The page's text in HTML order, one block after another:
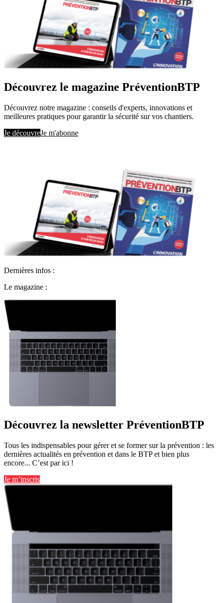
Découvrez le magazine PréventionBTP
Découvrez notre magazine : conseils d'experts, innovations et
meilleures pratiques pour garantir la sécurité sur vos chantiers.
Je découvreJe m'abonne
Dernières infos :
Le magazine :
Découvrez la newsletter PréventionBTP
Tous les indispensables pour gérer et se former sur la prévention : les
dernières actualités en prévention et dans le BTP et bien plus
encore... C’est par ici !
Je m’inscris